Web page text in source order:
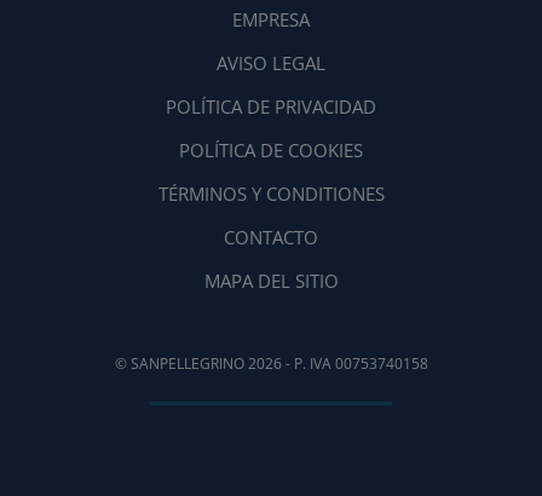
EMPRESA
AVISO LEGAL
POLÍTICA DE PRIVACIDAD
POLÍTICA DE COOKIES
TÉRMINOS Y CONDITIONES
CONTACTO
MAPA DEL SITIO
© SANPELLEGRINO 2026 - P. IVA 00753740158